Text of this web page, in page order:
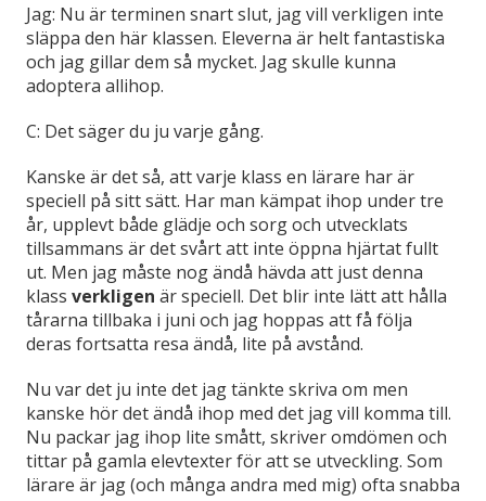
Jag: Nu är terminen snart slut, jag vill verkligen inte
släppa den här klassen. Eleverna är helt fantastiska
och jag gillar dem så mycket. Jag skulle kunna
adoptera allihop.
C: Det säger du ju varje gång.
Kanske är det så, att varje klass en lärare har är
speciell på sitt sätt. Har man kämpat ihop under tre
år, upplevt både glädje och sorg och utvecklats
tillsammans är det svårt att inte öppna hjärtat fullt
ut. Men jag måste nog ändå hävda att just denna
klass verkligen är speciell. Det blir inte lätt att hålla
tårarna tillbaka i juni och jag hoppas att få följa
deras fortsatta resa ändå, lite på avstånd.
Nu var det ju inte det jag tänkte skriva om men
kanske hör det ändå ihop med det jag vill komma till.
Nu packar jag ihop lite smått, skriver omdömen och
tittar på gamla elevtexter för att se utveckling. Som
lärare är jag (och många andra med mig) ofta snabba